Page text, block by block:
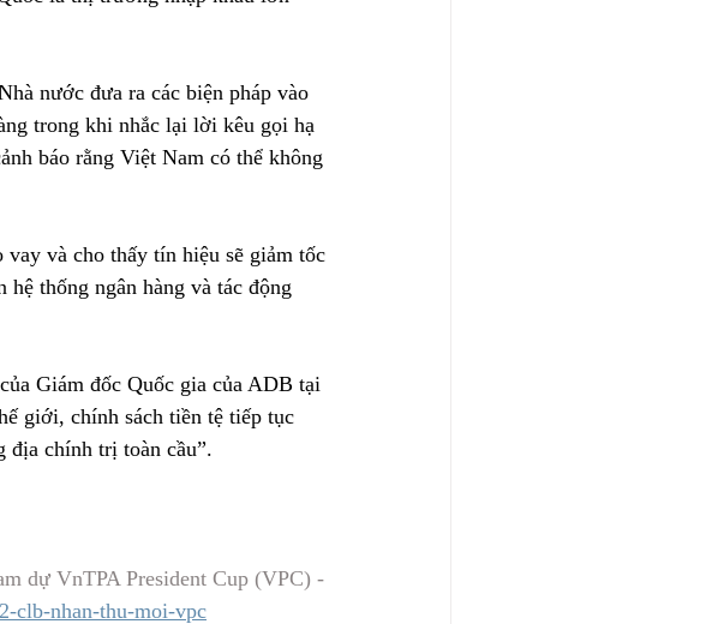
nước đưa ra các biện pháp vào
trong khi nhắc lại lời kêu gọi hạ
báo rằng Việt Nam có thể không
và cho thấy tín hiệu sẽ giảm tốc
thống ngân hàng và tác động
Giám đốc Quốc gia của ADB tại
giới, chính sách tiền tệ tiếp tục
địa chính trị toàn cầu”.
dự VnTPA President Cup (VPC) -
clb-nhan-thu-moi-vpc